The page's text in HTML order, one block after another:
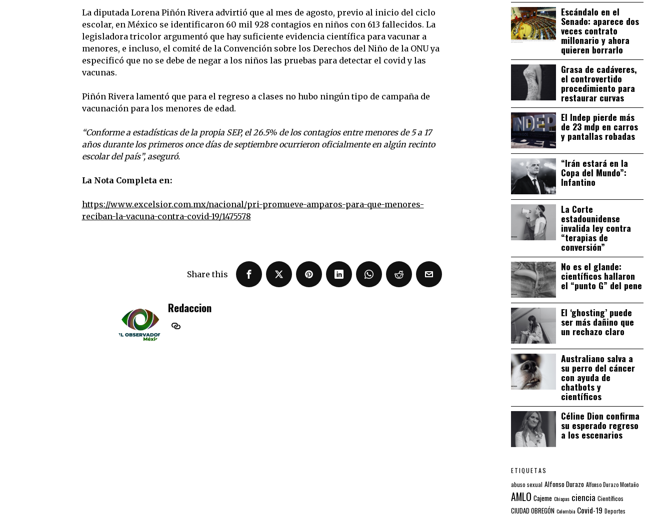
La diputada Lorena Piñón Rivera advirtió que al mes de agosto, previo al inicio del ciclo
escolar, en México se identificaron 60 mil 928 contagios en niños con 613 fallecidos. La
legisladora tricolor argumentó que hay suficiente evidencia científica para vacunar a
menores, e incluso, el comité de la Convención sobre los Derechos del Niño de la ONU ya
especificó que no se debe de negar a los niños las pruebas para detectar el covid y las
vacunas.
Piñón Rivera lamentó que para el regreso a clases no hubo ningún tipo de campaña de
vacunación para los menores de edad.
“Conforme a estadísticas de la propia SEP, el 26.5% de los contagios entre menores de 5 a 17
años durante los primeros once días de septiembre ocurrieron oficialmente en algún recinto
escolar del país”, aseguró.
La Nota Completa en:
https://www.excelsior.com.mx/nacional/pri-promueve-amparos-para-que-menores-
reciban-la-vacuna-contra-covid-19/1475578
Share this
Redaccion
Escándalo en el
Senado: aparece dos
veces contrato
millonario y ahora
quieren borrarlo
Grasa de cadáveres,
el controvertido
procedimiento para
restaurar curvas
El Indep pierde más
de 23 mdp en carros
y pantallas robadas
“Irán estará en la
Copa del Mundo”:
Infantino
La Corte
estadounidense
invalida ley contra
“terapias de
conversión”
No es el glande:
científicos hallaron
el “punto G” del pene
El ‘ghosting’ puede
ser más dañino que
un rechazo claro
Australiano salva a
su perro del cáncer
con ayuda de
chatbots y
científicos
Céline Dion confirma
su esperado regreso
a los escenarios
ETIQUETAS
abuso sexual Alfonso Durazo Alfonso Durazo Montaño
AMLO Cajeme Chiapas ciencia Científicos
CIUDAD OBREGÓN Colombia Covid-19 Deportes